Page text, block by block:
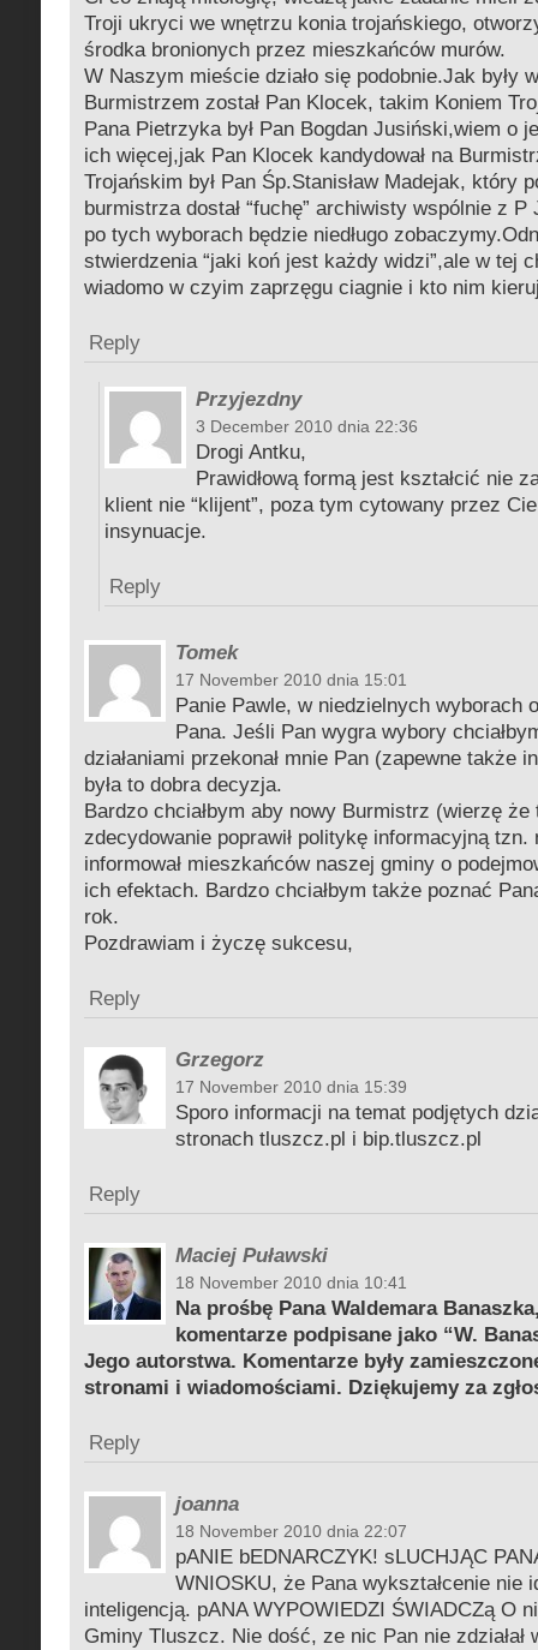
Troji ukryci we wnętrzu konia trojańskiego,
środka bronionych przez mieszkańców murów.
W Naszym mieście działo się podobnie.Jak były
Burmistrzem został Pan Klocek, takim Koniem
Pana Pietrzyka był Pan Bogdan Jusiński,wiem o
ich więcej,jak Pan Klocek kandydował na
Trojańskim był Pan Śp.Stanisław Madejak, który
burmistrza dostał “fuchę” archiwisty wspólnie z
po tych wyborach będzie niedługo
stwierdzenia “jaki koń jest każdy widzi”,ale w tej
wiadomo w czyim zaprzęgu ciagnie i kto nim
Reply
Przyjezdny
3 December 2010 dnia 22:36
Drogi Antku,
Prawidłową formą jest kształcić nie
klient nie “klijent”, poza tym cytowany przez
insynuacje.
Reply
Tomek
17 November 2010 dnia 15:01
Panie Pawle, w niedzielnych wyborach
Pana. Jeśli Pan wygra wybory
działaniami przekonał mnie Pan (zapewne także
była to dobra decyzja.
Bardzo chciałbym aby nowy Burmistrz (wierzę
zdecydowanie poprawił politykę informacyjną
informował mieszkańców naszej gminy o
ich efektach. Bardzo chciałbym także poznać
rok.
Pozdrawiam i życzę sukcesu,
Reply
Grzegorz
17 November 2010 dnia 15:39
Sporo informacji na temat podjętych
stronach tluszcz.pl i bip.tluszcz.pl
Reply
Maciej Puławski
18 November 2010 dnia 10:41
Na prośbę Pana Waldemara
komentarze podpisane jako “W.
Jego autorstwa. Komentarze były
stronami i wiadomościami. Dziękujemy za
Reply
joanna
18 November 2010 dnia 22:07
pANIE bEDNARCZYK! sLUCHJĄC
WNIOSKU, że Pana wykształcenie nie
inteligencją. pANA WYPOWIEDZI ŚWIADCZą O
Gminy Tluszcz. Nie dość, ze nic Pan nie zdziałał